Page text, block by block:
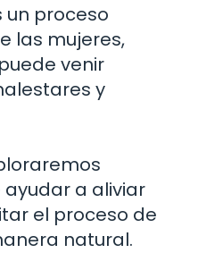
un proceso
las mujeres,
venir
y
a aliviar
el proceso de
natural.